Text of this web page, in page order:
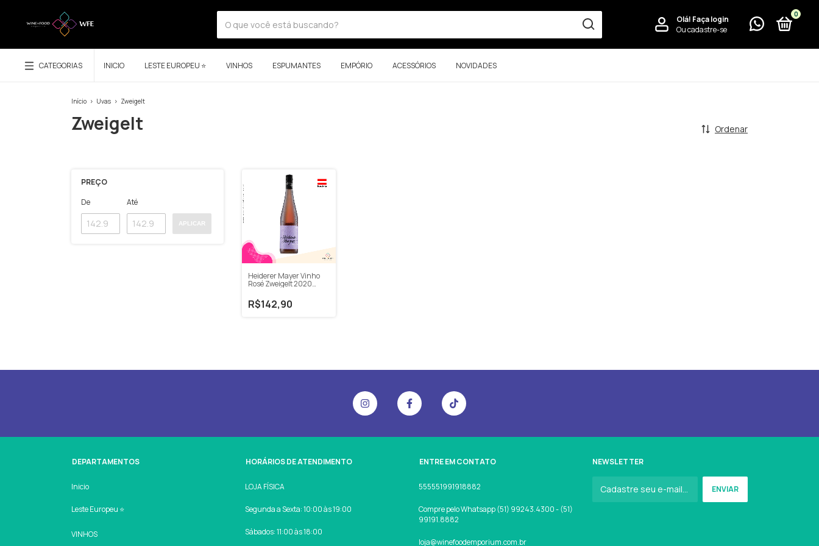
Olá! Faça login
Ou cadastre-se
0
CATEGORIAS INICIO LESTE EUROPEU ⭐ VINHOS ESPUMANTES EMPÓRIO ACESSÓRIOS NOVIDADES
Início > Uvas > Zweigelt
Zweigelt Ordenar
PREÇO
De
Até
APLICAR
Heiderer Mayer Vinho
Rosé Zweigelt 2020
R$142,90
DEPARTAMENTOS
Inicio
Leste Europeu ⭐
VINHOS
HORÁRIOS DE ATENDIMENTO
LOJA FÍSICA
Segunda a Sexta: 10:00 às 19:00
Sábados: 11:00 às 18:00
ENTRE EM CONTATO
555551991918882
Compre pelo Whatsapp (51) 99243.4300 - (51)
99191.8882
loja@winefoodemporium.com.br
NEWSLETTER